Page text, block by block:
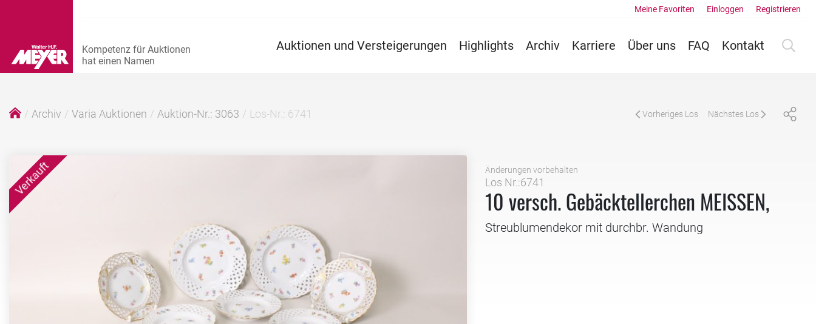
Auktionen und Versteigerungen Highlights Archiv Karriere Über uns FAQ Kontakt
Meine Favoriten Einloggen Registrieren
Archiv Varia Auktionen Auktion-Nr.: 3063 Los-Nr.: 6741 Vorheriges Los Nächstes Los
Änderungen vorbehalten
Los Nr.:6741
10 versch. Gebäcktellerchen MEISSEN,
Streublumendekor mit durchbr. Wandung